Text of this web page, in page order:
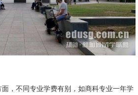
，不同专业学费有别，如商科专业一年学